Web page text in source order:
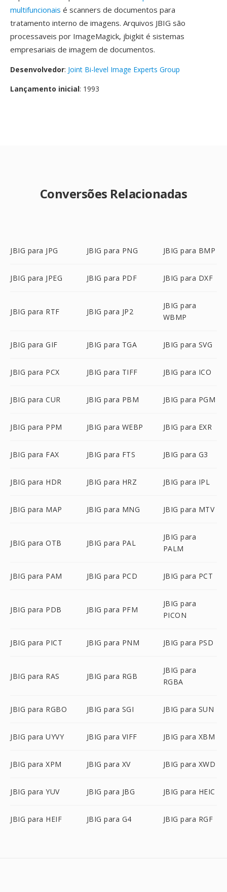
multifuncionais é scanners de documentos para
tratamento interno de imagens. Arquivos JBIG são
processaveis por ImageMagick, jbigkit é sistemas
empresariais de imagem de documentos.
Desenvolvedor: Joint Bi-level Image Experts Group
Lançamento inicial: 1993
Conversões Relacionadas
JBIG para JPG JBIG para PNG JBIG para BMP
JBIG para JPEG JBIG para PDF JBIG para DXF
JBIG para RTF JBIG para JP2
JBIG para
WBMP
JBIG para GIF JBIG para TGA JBIG para SVG
JBIG para PCX JBIG para TIFF JBIG para ICO
JBIG para CUR JBIG para PBM JBIG para PGM
JBIG para PPM JBIG para WEBP JBIG para EXR
JBIG para FAX JBIG para FTS JBIG para G3
JBIG para HDR JBIG para HRZ JBIG para IPL
JBIG para MAP JBIG para MNG JBIG para MTV
JBIG para OTB JBIG para PAL
JBIG para
PALM
JBIG para PAM JBIG para PCD JBIG para PCT
JBIG para PDB JBIG para PFM
JBIG para
PICON
JBIG para PICT JBIG para PNM JBIG para PSD
JBIG para RAS JBIG para RGB
JBIG para
RGBA
JBIG para RGBO JBIG para SGI JBIG para SUN
JBIG para UYVY JBIG para VIFF JBIG para XBM
JBIG para XPM JBIG para XV JBIG para XWD
JBIG para YUV JBIG para JBG JBIG para HEIC
JBIG para HEIF JBIG para G4 JBIG para RGF